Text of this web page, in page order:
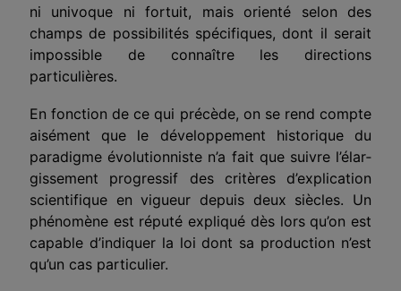
ni univoque ni fortuit, mais orienté selon des
champs de possibilités spé­cifiques, dont il serait
impossible de connaître les directions
particulières.
En fonction de ce qui précède, on se rend compte
aisément que le déve­loppement historique du
paradigme évolutionniste n’a fait que suivre l’élar­
gissement progressif des critères d’explication
scientifique en vigueur depuis deux siècles. Un
phénomène est réputé expliqué dès lors qu’on est
capable d’indiquer la loi dont sa production n’est
qu’un cas particulier.